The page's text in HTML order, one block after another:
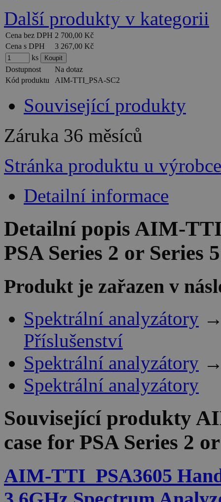
Další produkty v kategorii
Cena bez DPH 2 700,00 Kč
Cena s DPH
3 267,00 Kč
ks
Dostupnost
Na dotaz
Kód produktu
AIM-TTI_PSA-SC2
Související produkty
Záruka 36 měsíců
Stránka produktu u výrobce
Detailní informace
Detailní popis AIM-
PSA Series 2 or Series
Produkt je zařazen v
Spektrální analyzátory
Příslušenství
Spektrální analyzátory
Spektrální analyzátory
Související produkty
case for PSA Series 2
AIM-TTI_PSA3605